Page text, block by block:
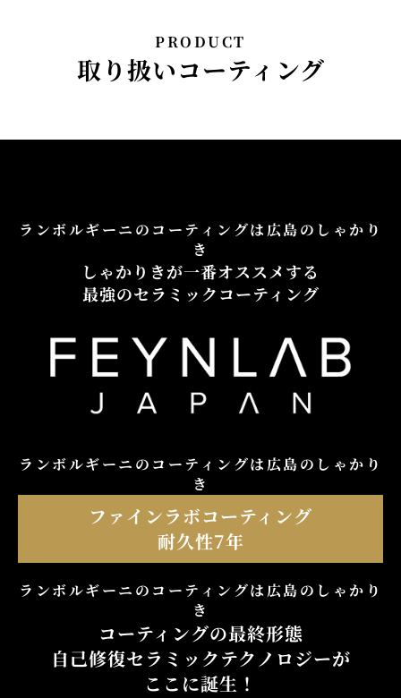
PRODUCT
取り扱いコーティング
ランボルギーニのコーティングは広島のしゃかり
き
しゃかりきが一番オススメする
最強のセラミックコーティング
ランボルギーニのコーティングは広島のしゃかり
き
ファインラボコーティング
耐久性7年
ランボルギーニのコーティングは広島のしゃかり
き
コーティングの最終形態
自己修復セラミックテクノロジーが
ここに誕生！